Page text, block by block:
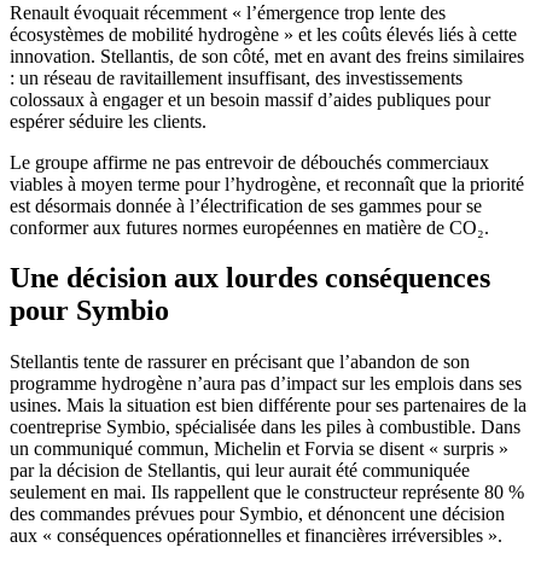
Renault évoquait récemment « l’émergence trop lente des
écosystèmes de mobilité hydrogène » et les coûts élevés liés à cette
innovation. Stellantis, de son côté, met en avant des freins similaires
: un réseau de ravitaillement insuffisant, des investissements
colossaux à engager et un besoin massif d’aides publiques pour
espérer séduire les clients.
Le groupe affirme ne pas entrevoir de débouchés commerciaux
viables à moyen terme pour l’hydrogène, et reconnaît que la priorité
est désormais donnée à l’électrification de ses gammes pour se
conformer aux futures normes européennes en matière de CO₂.
Une décision aux lourdes conséquences
pour Symbio
Stellantis tente de rassurer en précisant que l’abandon de son
programme hydrogène n’aura pas d’impact sur les emplois dans ses
usines. Mais la situation est bien différente pour ses partenaires de la
coentreprise Symbio, spécialisée dans les piles à combustible. Dans
un communiqué commun, Michelin et Forvia se disent « surpris »
par la décision de Stellantis, qui leur aurait été communiquée
seulement en mai. Ils rappellent que le constructeur représente 80 %
des commandes prévues pour Symbio, et dénoncent une décision
aux « conséquences opérationnelles et financières irréversibles ».